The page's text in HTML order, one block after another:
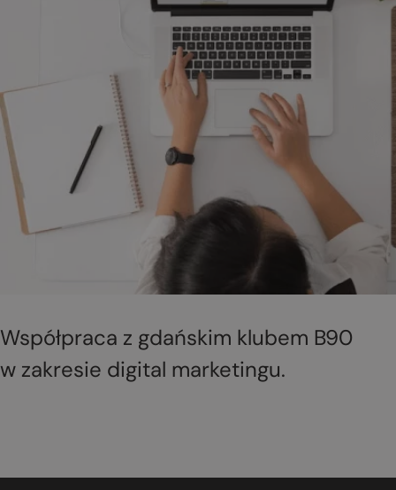
Współpraca z gdańskim klubem B90
w zakresie digital marketingu.